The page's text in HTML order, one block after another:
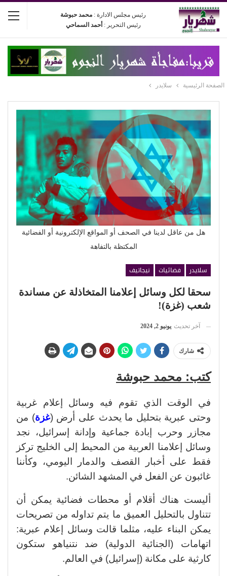
رئيس مجلس الادارة : محمد حبوشة
رئيس التحرير : أحمد السماحي
الصفحة الرئيسية سلايدر
هل من عاقل لدينا في الصحف أو المواقع الإلكترونية أو الفضائية
المكتظة بالتفاهة
سلايدر فضائيات
نيجاتيف
سحقا لكل وسائل إعلامنا المتخاذلة عن مساندة
شعب (غزة)!
آخر تحديث يونيو 2, 2024
شارك
كتب: محمد حبوشة
في الوقت الذي تقوم فيه وسائل إعلام غربية
وحتى عبرية بتحليل ما يحدث على أرض (غزة) من
مجازر وحرب إبادة جماعية وإدانة إسرائيل، نجد
وسائل إعلامنا العربية من المحيط إلى الخليج تركز
فقط على أخبار القصف والدمار اليومي، وكأننا
غائبون عن الفعل في المشهد الشائن.
أليست هناك أقلام أو محطات فضائية يمكن أن
تتناول بالتحليل العميق ما يتم تداوله من تصريحات
يمكن البناء عليه، مثلما قالت وسائل إعلام عبرية:
اتهامات (الجنائية الدولية) ضد نتنياهو ستكون
كارثية على مكانة (إسرائيل) في العالم.